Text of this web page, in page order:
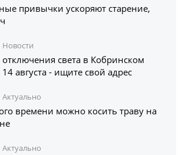
привычки ускоряют старение,
Новости
света в Кобринском
августа - ищите свой адрес
Актуально
времени можно косить траву на
Актуально